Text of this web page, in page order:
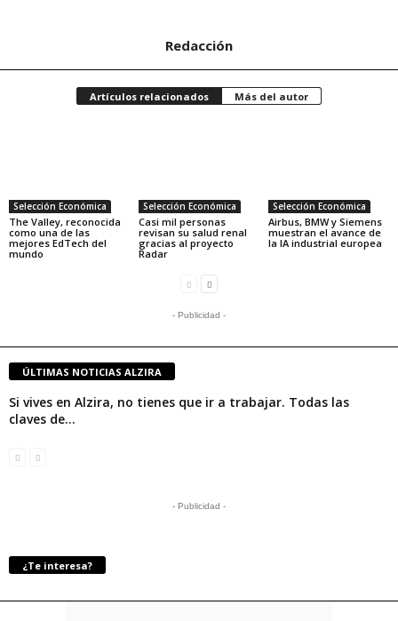
Redacción
Artículos relacionados Más del autor
Selección Económica
The Valley, reconocida
como una de las
mejores EdTech del
mundo
Selección Económica
Casi mil personas
revisan su salud renal
gracias al proyecto
Radar
Selección Económica
Airbus, BMW y Siemens
muestran el avance de
la IA industrial europea
- Publicidad -
ÚLTIMAS NOTICIAS ALZIRA
Si vives en Alzira, no tienes que ir a trabajar. Todas las
claves de...
- Publicidad -
¿Te interesa?